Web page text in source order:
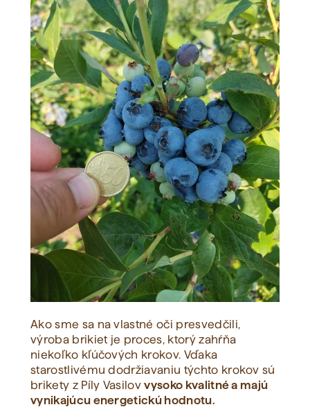
Ako sme sa na vlastné oči presvedčili,
výroba brikiet je proces, ktorý zahŕňa
niekoľko kľúčových krokov. Vďaka
starostlivému dodržiavaniu týchto krokov sú
brikety z Píly Vasilovvysoko kvalitné a majú
vynikajúcu energetickú hodnotu.